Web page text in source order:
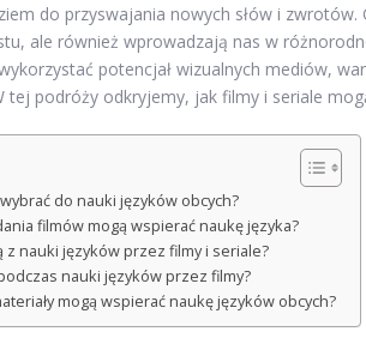
do przyswajania nowych słów i
ale również wprowadzają nas w
wykorzystać potencjał wizualnych mediów,
tej podróży odkryjemy, jak filmy i seriale
do nauki języków obcych?
filmów mogą wspierać naukę języka?
z nauki języków przez filmy i seriale?
nauki języków przez filmy?
mogą wspierać naukę języków obcych?